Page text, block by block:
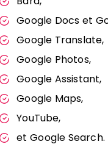
Google Docs et
Google Translate,
Google Photos,
Google Assistant,
Google Maps,
YouTube,
et Google Search.